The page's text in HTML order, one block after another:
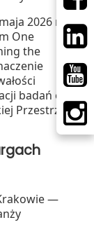
2026 r. w
One
the
badań oraz
Przestrzeni
—